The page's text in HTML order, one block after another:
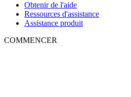
Obtenir de l'aide
Ressources d'assistance
Assistance produit
COMMENCER